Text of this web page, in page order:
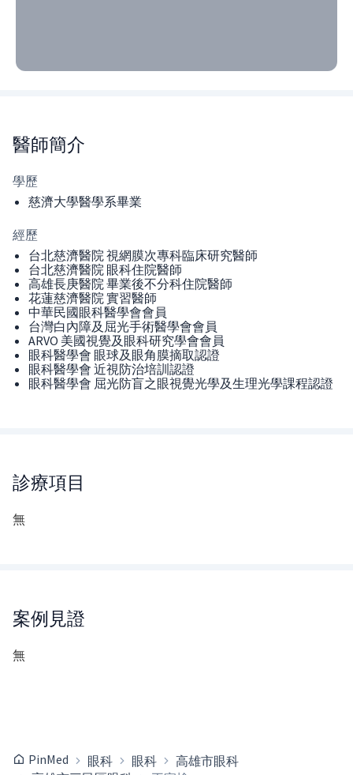
醫師簡介
學歷
慈濟大學醫學系畢業
經歷
台北慈濟醫院 視網膜次專科臨床研究醫師
台北慈濟醫院 眼科住院醫師
高雄長庚醫院 畢業後不分科住院醫師
花蓮慈濟醫院 實習醫師
中華民國眼科醫學會會員
台灣白內障及屈光手術醫學會會員
ARVO 美國視覺及眼科研究學會會員
眼科醫學會 眼球及眼角膜摘取認證
眼科醫學會 近視防治培訓認證
眼科醫學會 屈光防盲之眼視覺光學及生理光學課程認證
診療項目
無
案例見證
無
PinMed 眼科 眼科
高雄市眼科